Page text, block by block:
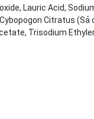
Lauric Acid,
Citratus (Sả
Trisodium